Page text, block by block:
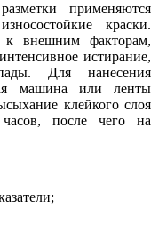
применяются
краски.
к внешним факторам,
истирание,
Для нанесения
машина или ленты
клейкого слоя
после чего на